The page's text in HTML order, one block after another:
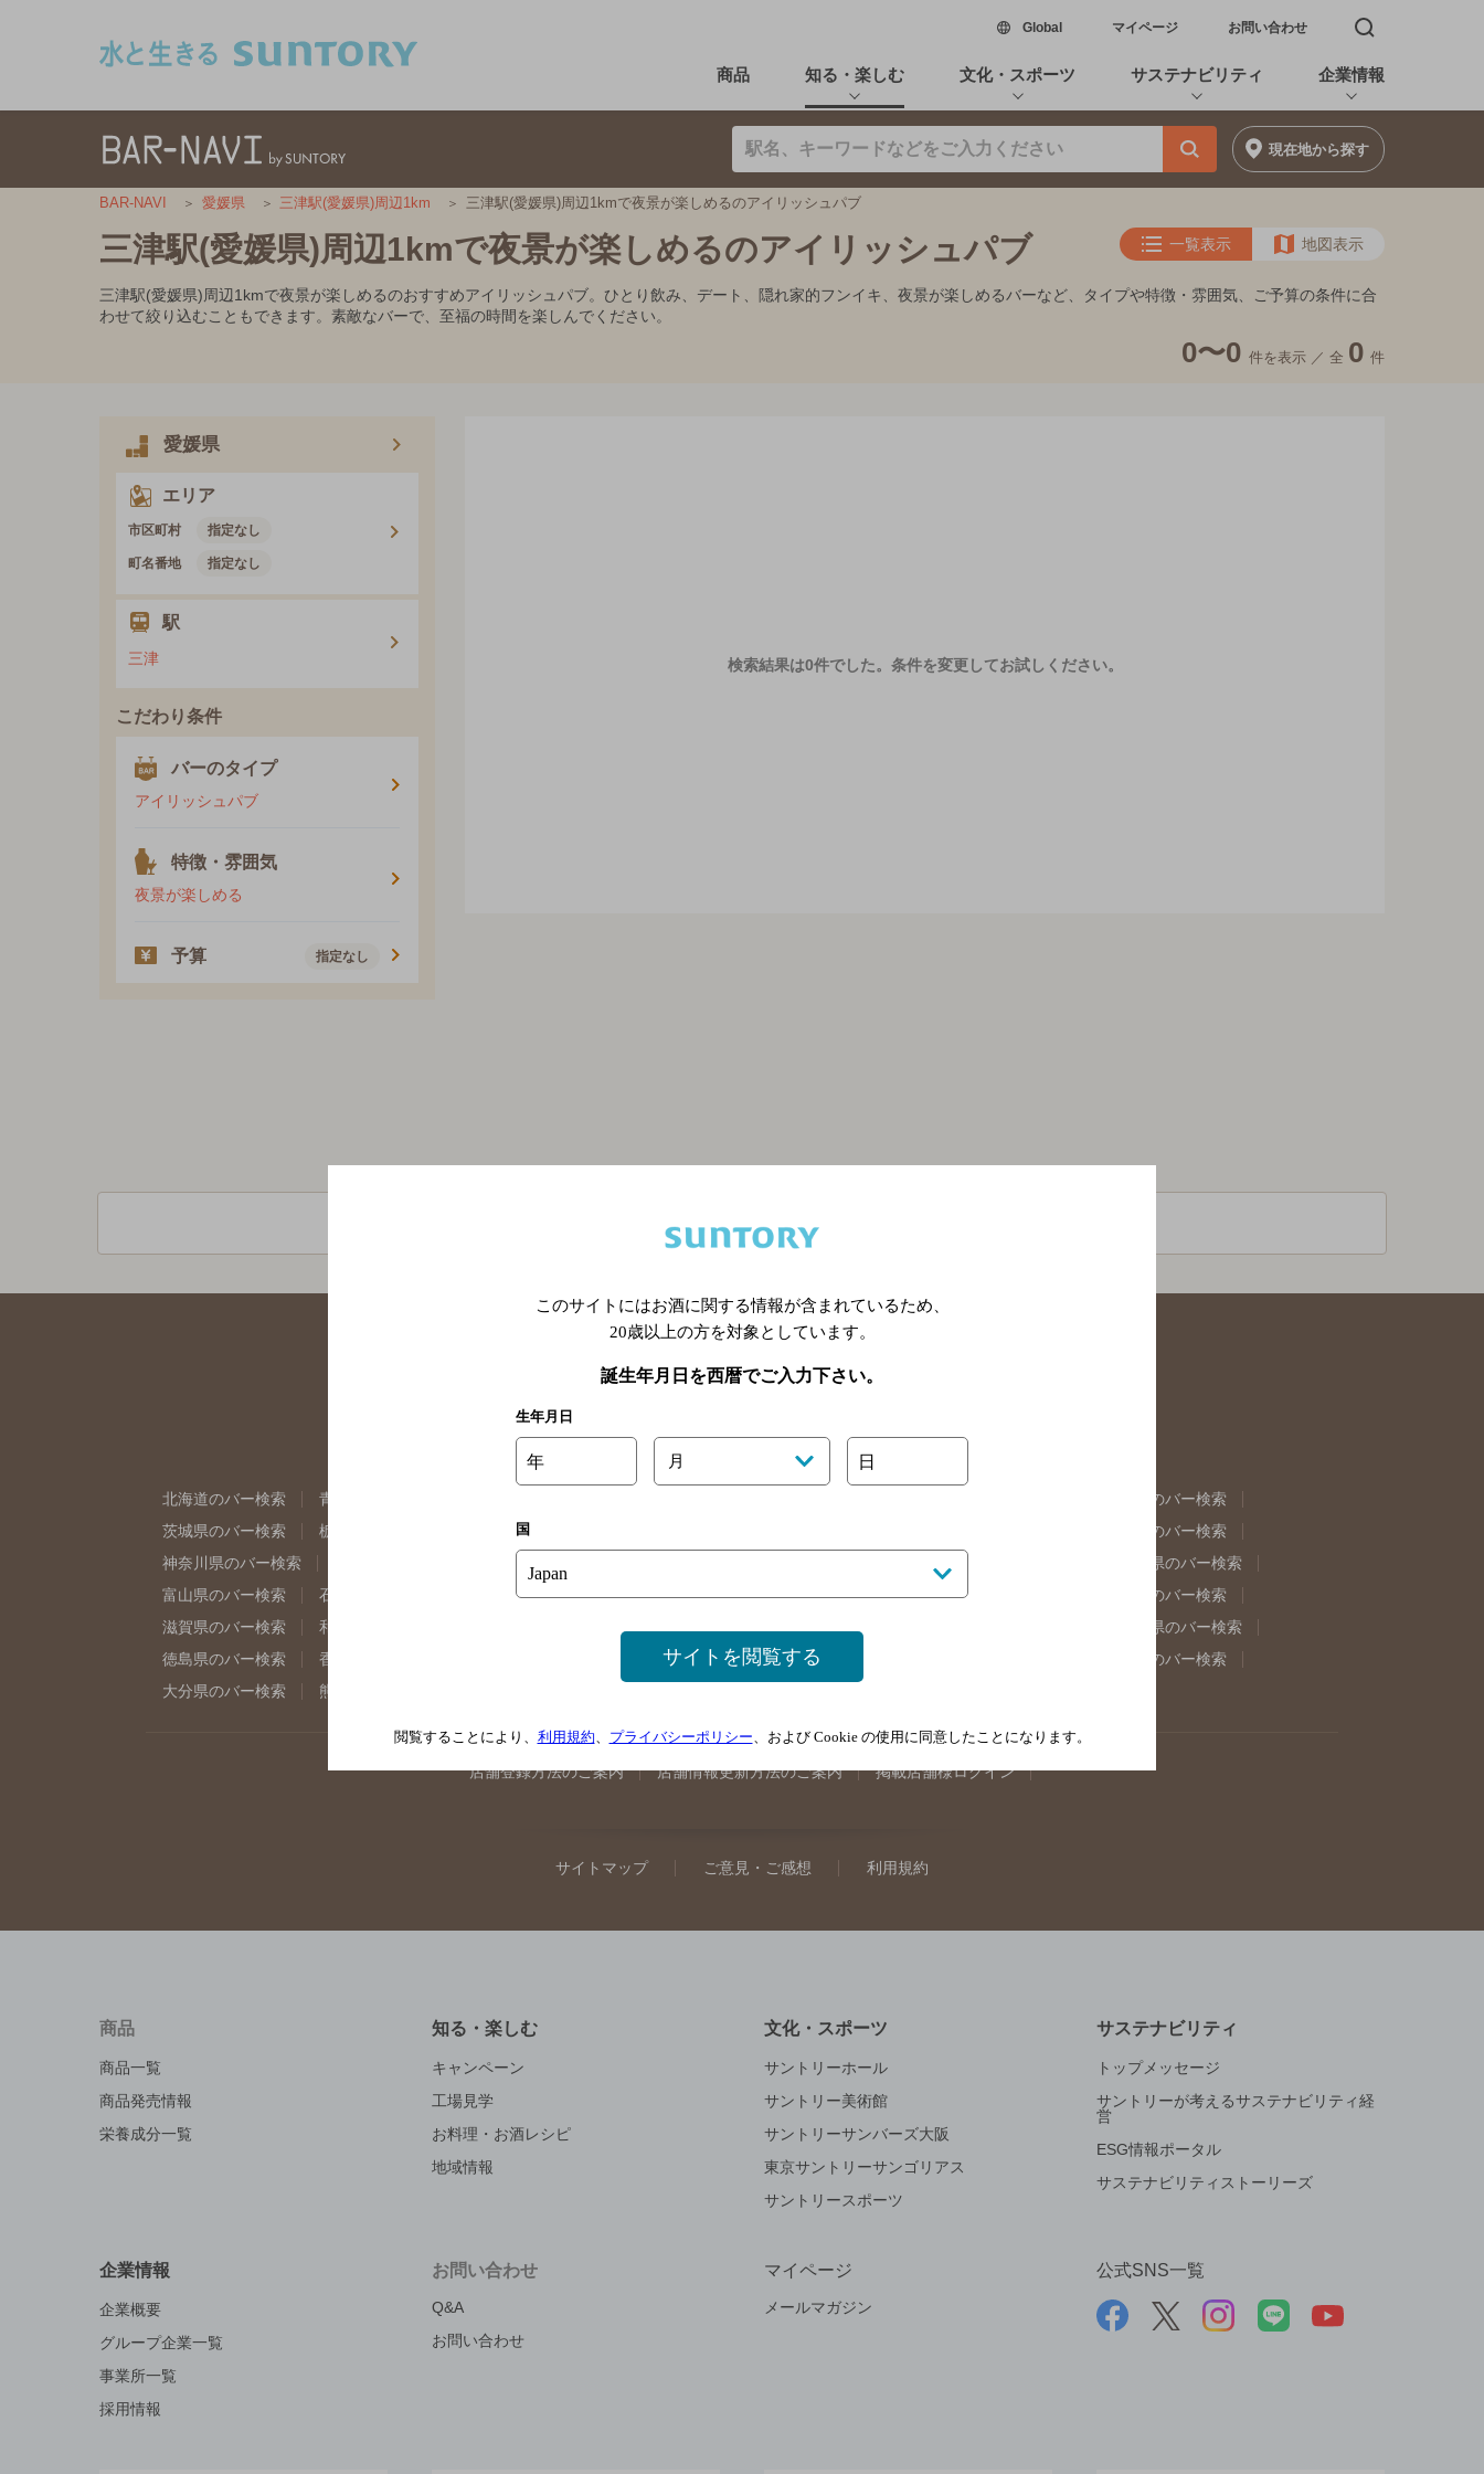
Global新しいウィンドウで開く
マイページ お問い合わせ 検索窓を開く
商品 知る・楽しむ 文化・スポーツ サステナビリティ 企業情報
現在地から探す
BAR-NAVI 愛媛県 三津駅(愛媛県)周辺1km 三津駅(愛媛県)周辺1kmで夜景が楽しめるのアイリッシュパブ
三津駅(愛媛県)周辺1kmで夜景が楽しめるのアイリッシュパブ 一覧表示 地図表示
三津駅(愛媛県)周辺1kmで夜景が楽しめるのおすすめアイリッシュパブ。ひとり飲み、デート、隠れ家的フンイキ、夜景が楽しめるバーなど、タイプや特徴・雰囲気、ご予算の条件に合
わせて絞り込むこともできます。素敵なバーで、至福の時間を楽しんでください。
0〜0 件を表示 ／ 全 0 件
愛媛県
エリア
市区町村 指定なし
町名番地 指定なし
駅
三津
こだわり条件
バーのタイプ
アイリッシュパブ
特徴・雰囲気
夜景が楽しめる
予算 指定なし
検索結果は0件でした。 条件を変更してお試しください。
関連ページ
北海道のバー検索 青森県のバー検索
福島県のバー検索
茨城県のバー検索
栃木県のバー検索 群馬県のバー検索
東京都のバー検索
神奈川県のバー検索
埼玉県のバー検索
岐阜県のバー検索
富山県のバー検索
石川県のバー検索 福井県のバー検索 大阪府のバー検索 京都府のバー検索 兵庫県のバー検索
奈良県のバー検索
滋賀県のバー検索
和歌山県のバー検索 岡山県のバー検索 山口県のバー検索
島根県のバー検索
徳島県のバー検索
香川県のバー検索 高知県のバー検索 福岡県のバー検索
佐賀県のバー検索
大分県のバー検索
熊本県のバー検索
店舗登録方法のご案内 店舗情報更新方法のご案内 掲載店舗様ログイン
サイトマップ ご意見・ご感想 利用規約
商品
商品一覧
商品発売情報
栄養成分一覧
知る・楽しむ
キャンペーン
工場見学
お料理・お酒レシピ
地域情報
文化・スポーツ
サントリーホール
サントリー美術館
サントリーサンバーズ大阪
東京サントリーサンゴリアス
サントリースポーツ
サステナビリティ
トップメッセージ
サントリーが考えるサステナビリティ経
営
ESG情報ポータル
サステナビリティストーリーズ
企業情報
企業概要
グループ企業一覧
事業所一覧
採用情報
お問い合わせ
Q&A
お問い合わせ
マイページ
メールマガジン
公式SNS一覧
このサイトにはお酒に関する情報が含まれているため、
20歳以上の方を対象としています。
誕生年月日を西暦でご入力下さい。
生年月日
年 月 日
国
サイトを閲覧する
閲覧することにより、 利用規約、 プライバシーポリシー、および Cookie の使用に同意したことになります。